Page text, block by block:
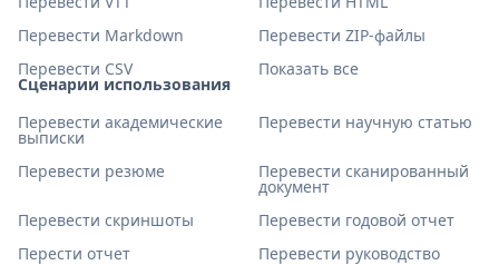
Сценарии использования
Перевести академические
выписки
Перевести научную статью
Перевести резюме Перевести сканированный
документ
Перевести скриншоты
Перевести годовой отчет
Перести отчет
Перевести руководство
Перевести Markdown
Перевести ZIP-файлы
Перевести CSV
Показать все